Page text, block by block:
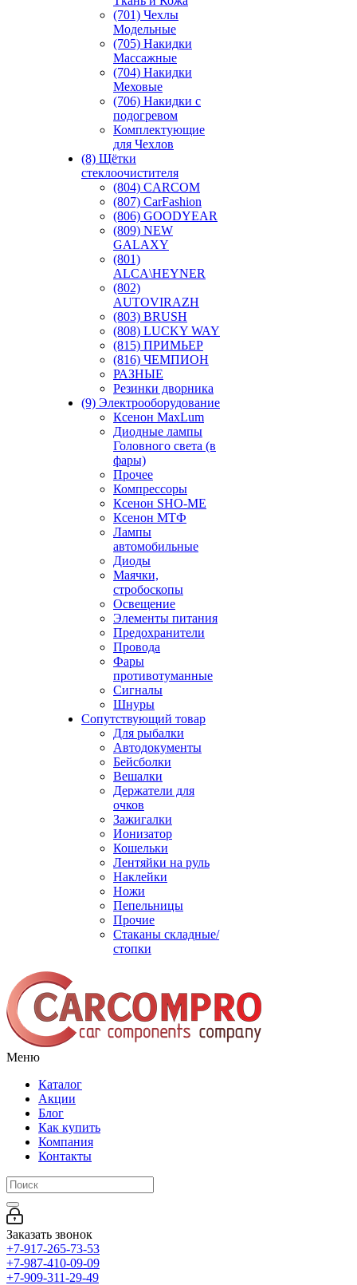
(701) Чехлы
Модельные
(705) Накидки
Массажные
(704) Накидки
Меховые
(706) Накидки с
подогревом
Комплектующие
для Чехлов
(8) Щётки
стеклоочистителя
(804) CARCOM
(807) CarFashion
(806) GOODYEAR
(809) NEW
GALAXY
(801)
ALCA\HEYNER
(802)
AUTOVIRAZH
(803) BRUSH
(808) LUCKY WAY
(815) ПРИМЬЕР
(816) ЧЕМПИОН
РАЗНЫЕ
Резинки дворника
(9) Электрооборудование
Ксенон MaxLum
Диодные лампы
Головного света (в
фары)
Прочее
Компрессоры
Ксенон SHO-ME
Ксенон МТФ
Лампы
автомобильные
Диоды
Маячки,
стробоскопы
Освещение
Элементы питания
Предохранители
Провода
Фары
противотуманные
Сигналы
Шнуры
Сопутствующий товар
Для рыбалки
Автодокументы
Бейсболки
Вешалки
Держатели для
очков
Зажигалки
Ионизатор
Кошельки
Лентяйки на руль
Наклейки
Ножи
Пепельницы
Прочие
Стаканы складные/
стопки
Меню
Каталог
Акции
Блог
Как купить
Компания
Контакты
Заказать звонок
+7-917-265-73-53
+7-987-410-09-09
+7-909-311-29-49